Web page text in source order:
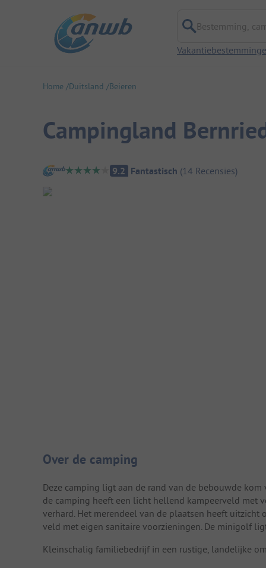
Bestemming,
Home Duitsland Beieren
Campingland
Camping overzicht
9.2 Fantastisch (14 Recensies)
Camping introductie
Over de camping
Deze camping ligt aan de rand van de bebouwde
de camping heeft een licht hellend kampeerveld met
verhard. Het merendeel van de plaatsen heeft uitzicht
veld met eigen sanitaire voorzieningen. De minigolf
Kleinschalig familiebedrijf in een rustige, landelijke